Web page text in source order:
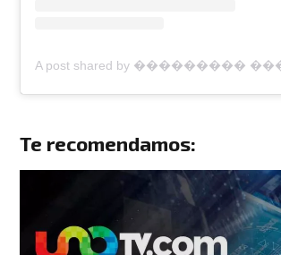
Te recomendamos: